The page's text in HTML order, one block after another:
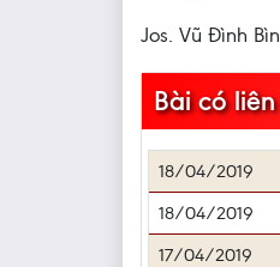
Jos. Vũ Đình
Bài có
18/04/2019
18/04/2019
17/04/2019